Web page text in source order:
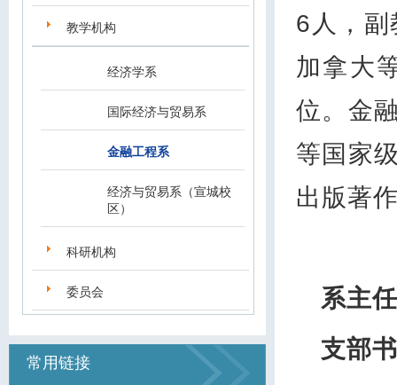
教学机构
经济学系
国际经济与贸易系
金融工程系
经济与贸易系（宣城校
区）
科研机构
委员会
常用链接
6人，
加拿大
位。金
等国家
出版著
系主
支部